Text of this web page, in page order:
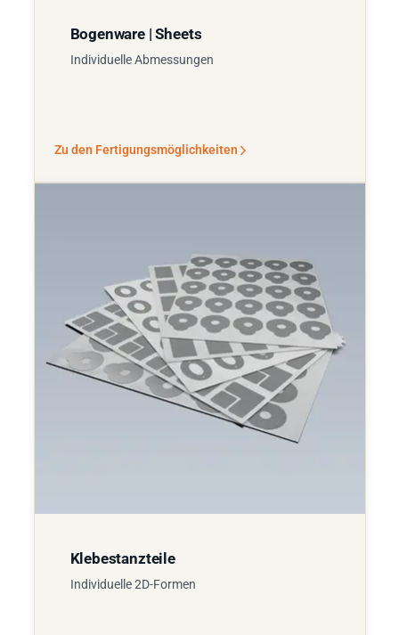
Bogenware | Sheets
Individuelle Abmessungen
Zu den Fertigungsmöglichkeiten
Klebestanzteile
Individuelle 2D-Formen